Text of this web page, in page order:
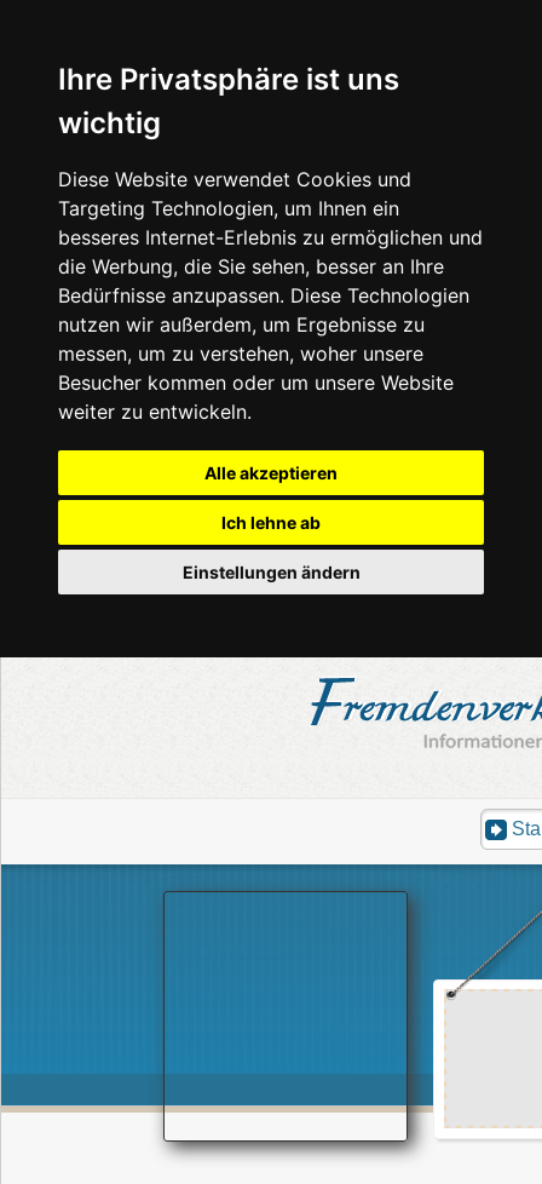
Ihre Privatsphäre ist uns
wichtig
Diese Website verwendet Cookies und
Targeting Technologien, um Ihnen ein
besseres Internet-Erlebnis zu ermöglichen und
die Werbung, die Sie sehen, besser an Ihre
Bedürfnisse anzupassen. Diese Technologien
nutzen wir außerdem, um Ergebnisse zu
messen, um zu verstehen, woher unsere
Besucher kommen oder um unsere Website
weiter zu entwickeln.
Alle akzeptieren
Ich lehne ab
Einstellungen ändern